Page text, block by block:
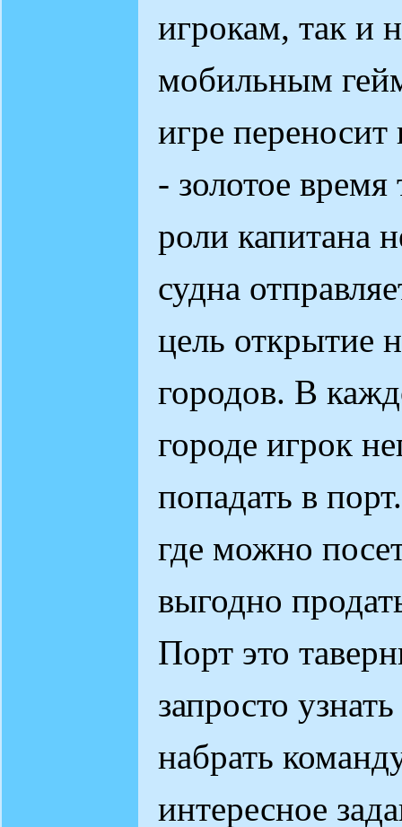
игрокам, так и
мобильным
игре переносит
- золотое
роли капитана
судна
цель открытие
городов. В
городе игрок
попадать в
где можно
выгодно
Порт это
запросто
набрать
интересное